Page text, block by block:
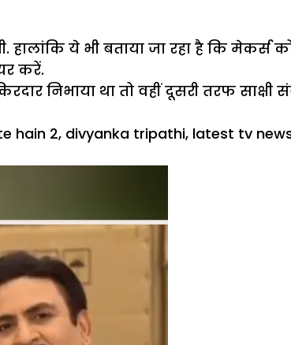
ये भी बताया जा रहा है कि
करें.
निभाया था तो वहीं दूसरी तरफ
hain 2, divyanka tripathi, latest tv